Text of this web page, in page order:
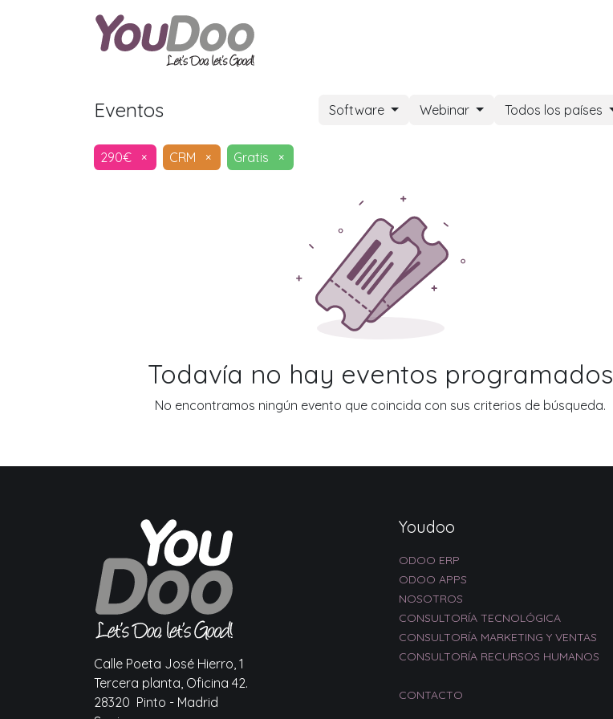
Eventos Software Webinar Todos los países
290€ × CRM × Gratis ×
Todavía no hay eventos programados
No encontramos ningún evento que coincida con sus criterios de búsqueda.
Calle Poeta José Hierro, 1
Tercera planta, Oficina 42.
28320 Pinto - Madrid
Youdoo
ODOO ERP
ODOO APPS
NOSOTROS
CONSULTORÍA TECNOLÓGICA
CONSULTORÍA MARKETING Y VENTAS
CONSULTORÍA RECURSOS HUMANOS
CONTACTO